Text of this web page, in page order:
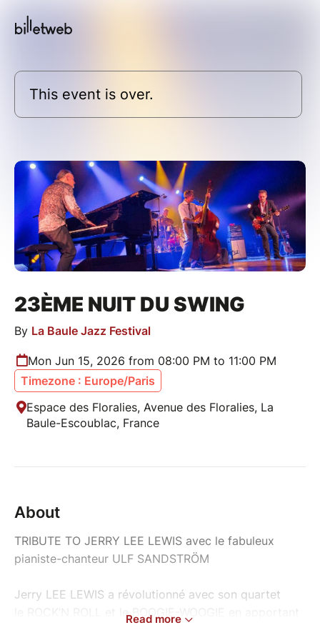
This event is over.
23ÈME NUIT DU SWING
By La Baule Jazz Festival
Mon Jun 15, 2026 from 08:00 PM to 11:00 PM
Timezone : Europe/Paris
Espace des Floralies, Avenue des Floralies, La
Baule-Escoublac, France
About
TRIBUTE TO JERRY LEE LEWIS avec le fabuleux
pianiste-chanteur ULF SANDSTRÖM
Jerry LEE LEWIS a révolutionné avec son quartet
le ROCK’N ROLL et le BOOGIE-WOOGIE en apportant
Read more